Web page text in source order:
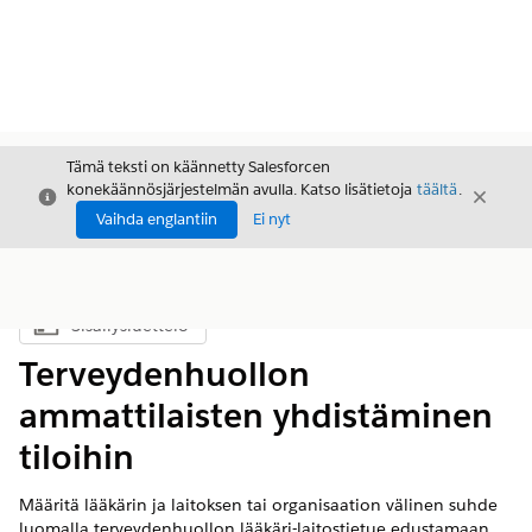
Sulje
Tämä teksti on käännetty Salesforcen
konekäännösjärjestelmän avulla. Katso lisätietoja täältä.
Vaihda englantiin
Ei nyt
Sulje
Näytä sisällysluettelo
Sisällysluettelo
Terveydenhuollon
ammattilaisten yhdistäminen
tiloihin
Määritä lääkärin ja laitoksen tai organisaation välinen suhde